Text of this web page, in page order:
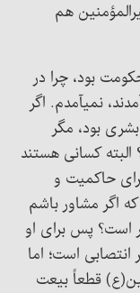
هم
بود، چرا در
نمیآمدم. اگر
بود، مگر
کسانی هستند
حاکمیت و
اگر مشاور باشم
است؟ پس برای او
است؛ اما
قطعاً بیعت